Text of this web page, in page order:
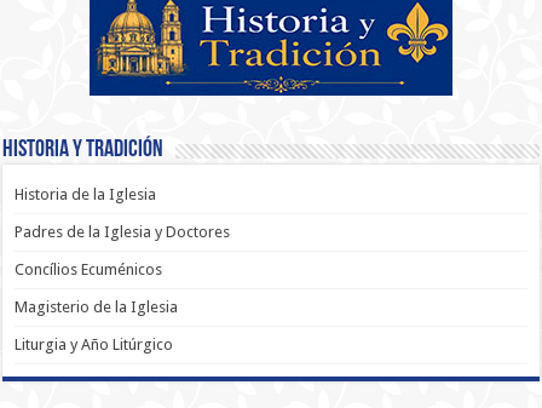
Historia y Tradición
Historia de la Iglesia
Padres de la Iglesia y Doctores
Concílios Ecuménicos
Magisterio de la Iglesia
Liturgia y Año Litúrgico